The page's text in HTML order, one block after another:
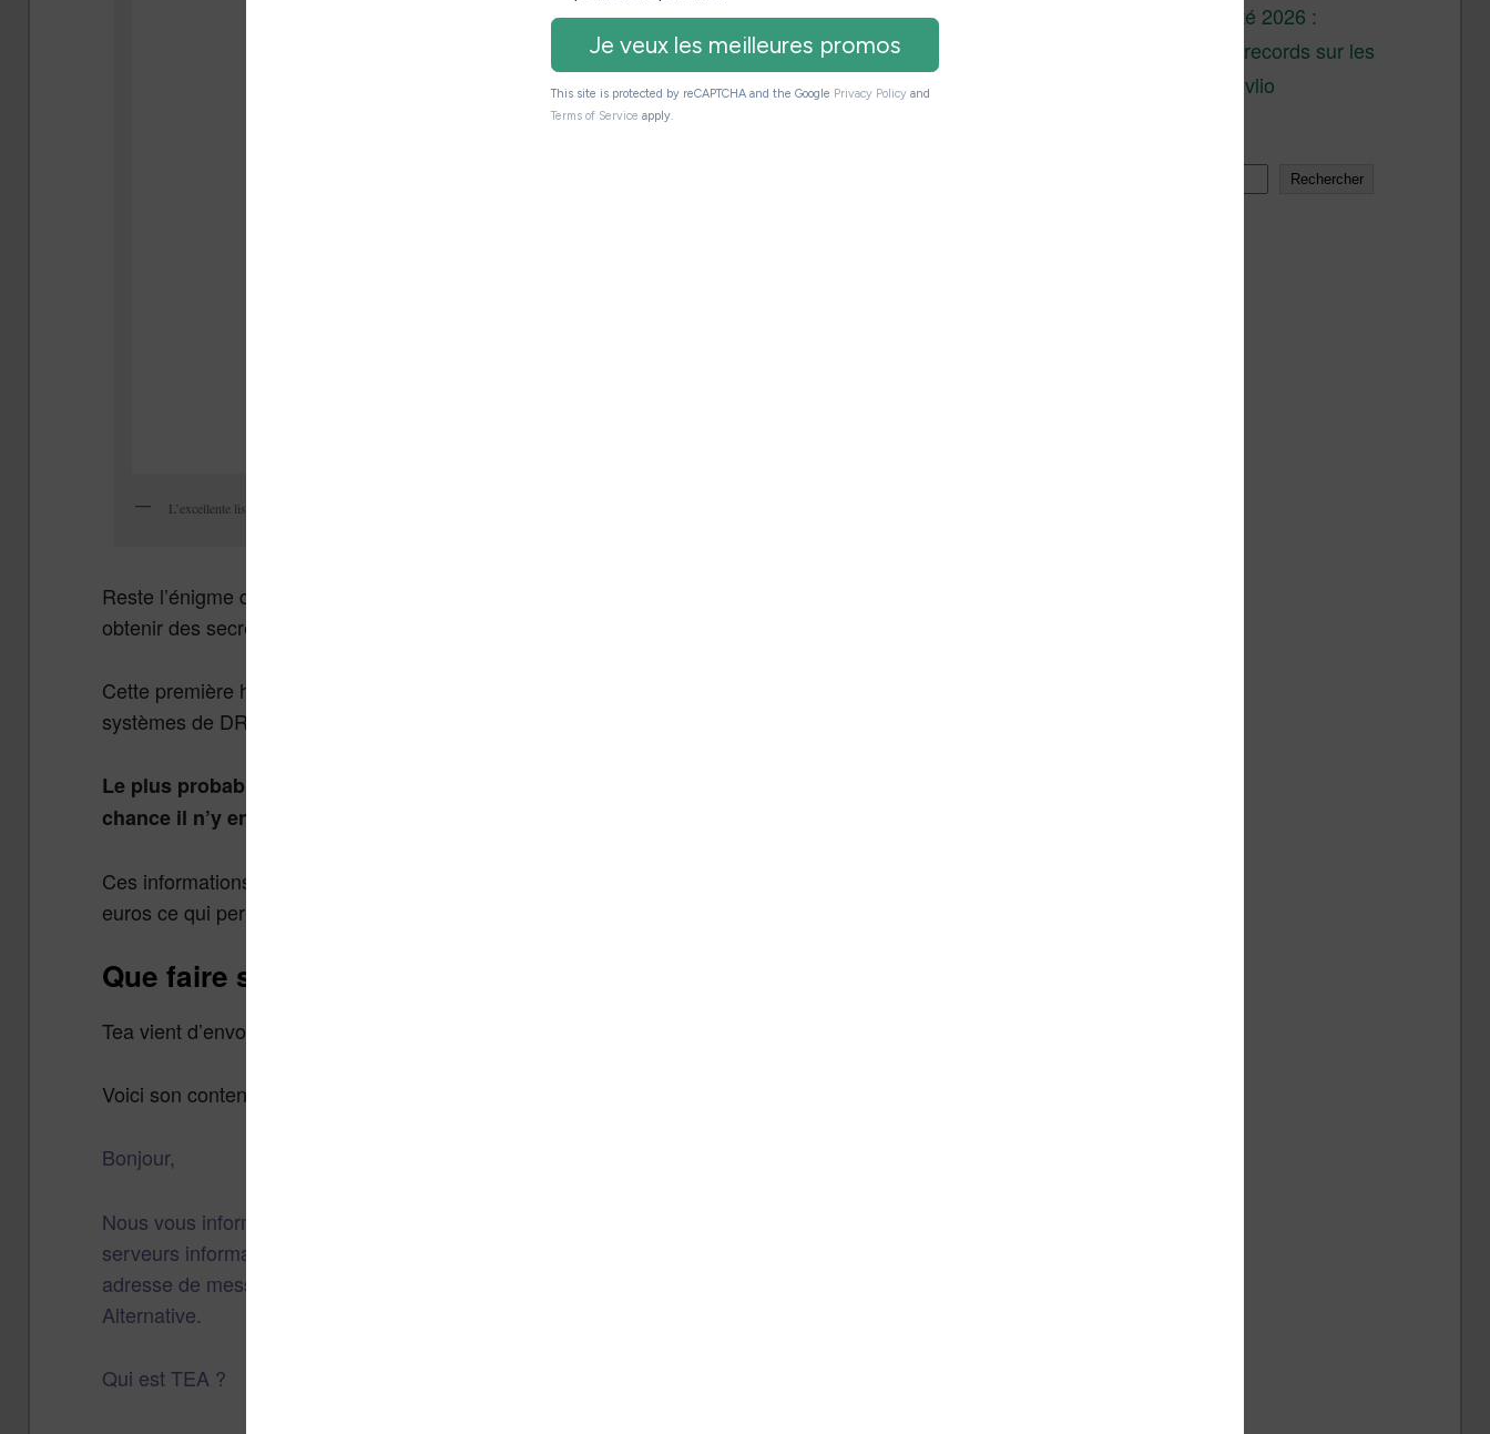
L’excellente liseuse InkPad 3
Reste l’énigme du pourquoi de cette attaque informatique. Est-ce qu’un concurrent souhaite
obtenir des secrets industriel ?
Cette première hypothèse semble peu probable même si les avancées techniques dans les
systèmes de DRM de TEA peuvent intéresser certaines personnes.
Le plus probable reste donc une attaque qui visait à obtenir des données bancaires (pas de
chance il n’y en avait pas) ou des adresses emails.
Ces informations sont ensuite revendues au marché noir ou sur le « dark net » pour quelques
euros ce qui permet au pirates de gagner leur vie.
Que faire si vous avez un compte TEA ?
Tea vient d’envoyer un email à ses abonnés et il explique tout ce qu’il faut savoir.
Voici son contenu :
Bonjour,
Nous vous informons qu’une intrusion informatique perpétrée le 8 août 2018 sur un de nos
serveurs informatiques a permis à un pirate informatique de collecter frauduleusement votre
adresse de messagerie électronique conservée sur notre plate-forme TEA – The Ebook
Alternative.
Qui est TEA ?
Soldes d’été 2026 :
réductions records sur les
liseuses Kobo et Vivlio
Rechercher